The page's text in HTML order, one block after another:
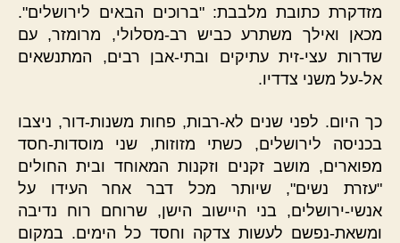
מזדקרת כתובת מלבבת: "ברוכים הבאים לירושלים".
מכאן ואילך משתרע כביש רב-מסלולי, מרומזר, עם
שדרות עצי-זית עתיקים ובתי-אבן רבים, המתנשאים
אל-על משני צדדיו.
כך היום. לפני שנים לא-רבות, פחות משנות-דור, ניצבו
בכניסה לירושלים, כשתי מזוזות, שני מוסדות-חסד
מפוארים, מושב זקנים וזקנות המאוחד ובית החולים
"עזרת נשים", שיותר מכל דבר אחר העידו על
אנשי-ירושלים, בני היישוב הישן, שרוחם רוח נדיבה
ומשאת-נפשם לעשות צדקה וחסד כל הימים. במקום